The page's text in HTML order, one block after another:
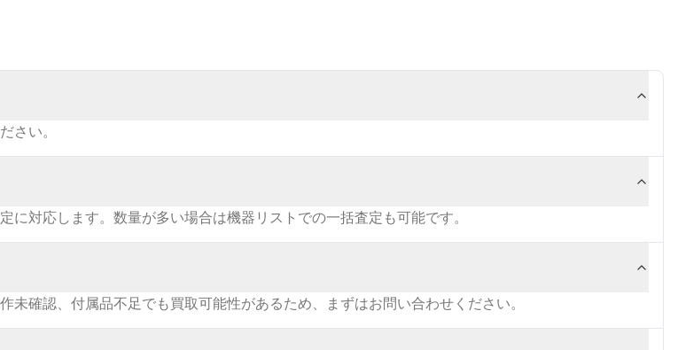
さい。
対応します。数量が多い場合は機器リストでの一括査定も可能です。
確認、付属品不足でも買取可能性があるため、まずはお問い合わせください。